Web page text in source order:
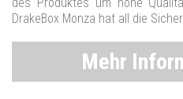
DrakeBox Monza hat all die
Mehr